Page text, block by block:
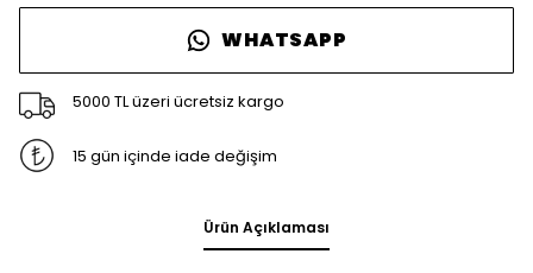
WHATSAPP
5000 TL üzeri ücretsiz kargo
15 gün içinde iade değişim
Ürün Açıklaması